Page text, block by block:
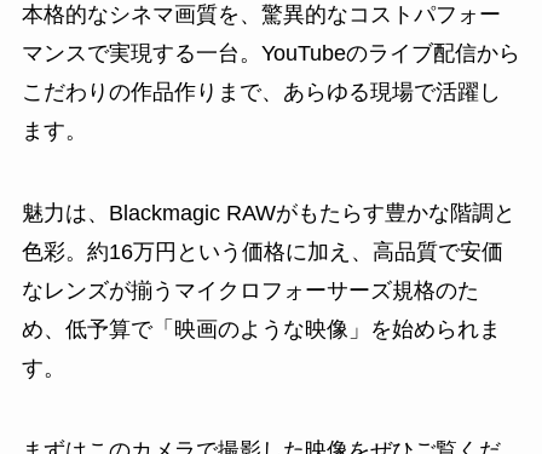
本格的なシネマ画質を、驚異的なコストパフォー
マンスで実現する一台。YouTubeのライブ配信から
こだわりの作品作りまで、あらゆる現場で活躍し
ます。
魅力は、Blackmagic RAWがもたらす豊かな階調と
色彩。約16万円という価格に加え、高品質で安価
なレンズが揃うマイクロフォーサーズ規格のた
め、低予算で「映画のような映像」を始められま
す。